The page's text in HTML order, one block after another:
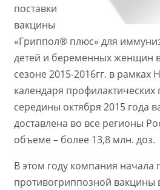
поставки
вакцины
«Гриппол® плюс» для
детей и беременных женщин
сезоне 2015-2016гг. в рамках
календаря
середины октября 2015 года
доставлена во все регионы
объеме – более 13,8 млн. доз.
В этом году компания начала
противогриппозной вакцины